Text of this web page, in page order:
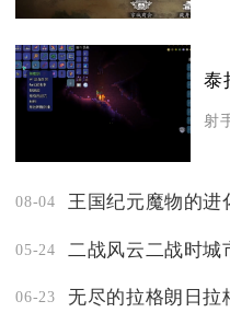
射
08-04 王国纪元魔物的进
05-24
06-23